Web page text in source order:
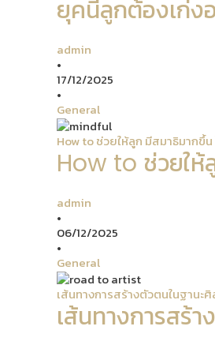
ยุคนี้ลูกต้องเก่ง
admin
•
17/12/2025
•
General
How to ช่วยให้ลูก มีสมาธิมากขึ้น
How to ช่วยให้
admin
•
06/12/2025
•
General
เส้นทางการสร้างตัวตนในฐานะ
เส้นทางการสร้